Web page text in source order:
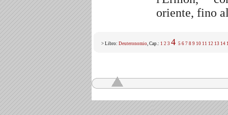
oriente, fino
> Libro: Deuteronomio, Cap.: 1 2 3 4 5 6 7 8 9 10 11 12 13 14